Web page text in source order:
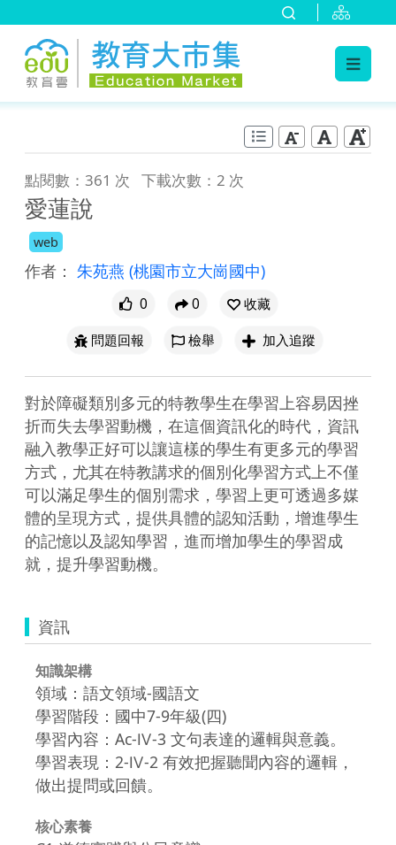
點閱數：361 次 下載次數：2 次
愛蓮說
web
作者： 朱苑燕 (桃園市立大崗國中)
0 0
收藏
問題回報
檢舉 加入追蹤
對於障礙類別多元的特教學生在學習上容易因挫
折而失去學習動機，在這個資訊化的時代，資訊
融入教學正好可以讓這樣的學生有更多元的學習
方式，尤其在特教講求的個別化學習方式上不僅
可以滿足學生的個別需求，學習上更可透過多媒
體的呈現方式，提供具體的認知活動，增進學生
的記憶以及認知學習，進而增加學生的學習成
就，提升學習動機。
資訊
知識架構
領域：語文領域-國語文
學習階段：國中7-9年級(四)
學習內容：Ac-Ⅳ-3 文句表達的邏輯與意義。
學習表現：2-Ⅳ-2 有效把握聽聞內容的邏輯，
做出提問或回饋。
核心素養